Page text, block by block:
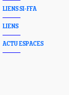
LIENS SI-FFA
LIENS
ACTU ESPACES